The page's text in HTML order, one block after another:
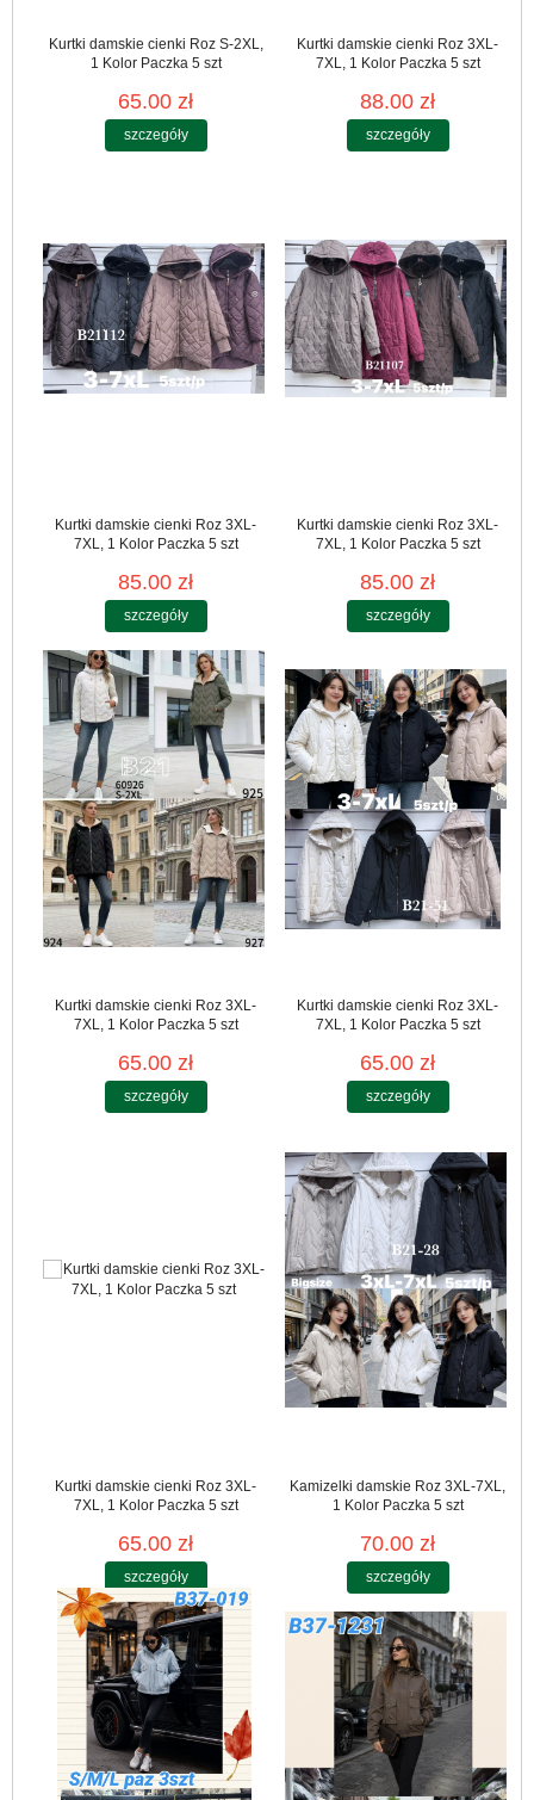
Kurtki damskie cienki Roz S-2XL,
1 Kolor Paczka 5 szt
65.00 zł
szczegóły
Kurtki damskie cienki Roz 3XL-
7XL, 1 Kolor Paczka 5 szt
88.00 zł
szczegóły
Kurtki damskie cienki Roz 3XL-
7XL, 1 Kolor Paczka 5 szt
85.00 zł
szczegóły
Kurtki damskie cienki Roz 3XL-
7XL, 1 Kolor Paczka 5 szt
85.00 zł
szczegóły
Kurtki damskie cienki Roz 3XL-
7XL, 1 Kolor Paczka 5 szt
65.00 zł
szczegóły
Kurtki damskie cienki Roz 3XL-
7XL, 1 Kolor Paczka 5 szt
65.00 zł
szczegóły
Kurtki damskie cienki Roz 3XL-
7XL, 1 Kolor Paczka 5 szt
65.00 zł
szczegóły
Kamizelki damskie Roz 3XL-7XL,
1 Kolor Paczka 5 szt
70.00 zł
szczegóły